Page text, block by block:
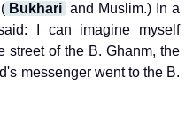
Bukhari and Muslim.) In a
I can imagine myself
street of the B. Ghanm, the
messenger went to the B.